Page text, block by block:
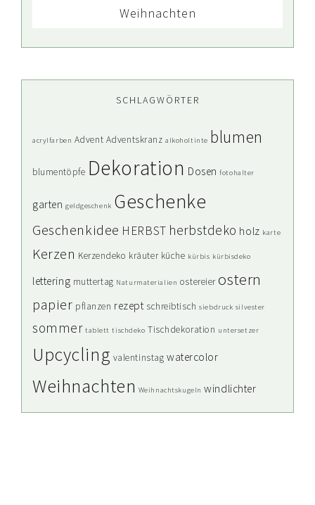
Weihnachten
SCHLAGWÖRTER
acrylfarben Advent Adventskranz alkoholtinte blumen
blumentöpfe Dekoration Dosen fotohalter
garten geldgeschenk Geschenke
Geschenkidee HERBST herbstdeko holz karte
Kerzen Kerzendeko kräuter küche kürbis kürbisdeko
lettering muttertag Naturmaterialien ostereier ostern
papier pflanzen rezept schreibtisch siebdruck silvester
sommer tablett tischdeko Tischdekoration untersetzer
Upcycling valentinstag watercolor
Weihnachten Weihnachtskugeln windlichter